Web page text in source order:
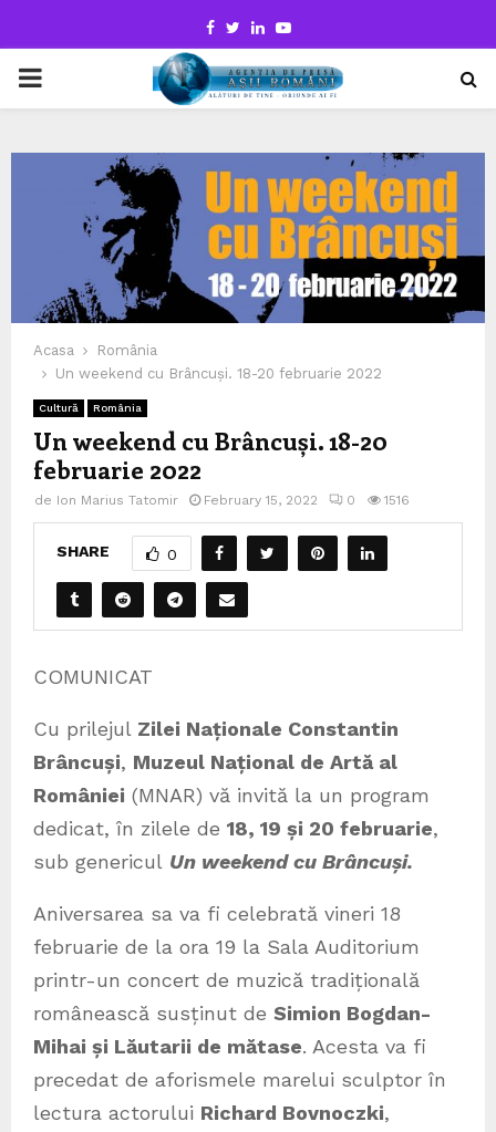
Facebook
TwitterLinkedinYoutube
PRIMARY
Acasa
România
Un weekend cu Brâncuși. 18-20 februarie 2022
Cultură România
Un weekend cu Brâncuși. 18-20
februarie 2022
de Ion Marius Tatomir February 15, 2022 0 1516
SHARE 0
COMUNICAT
Cu prilejul Zilei Naționale Constantin
Brâncuși, Muzeul Național de Artă al
României (MNAR) vă invită la un program
dedicat, în zilele de 18, 19 și 20 februarie,
sub genericul Un weekend cu Brâncuși.
Aniversarea sa va fi celebrată vineri 18
februarie de la ora 19 la Sala Auditorium
printr-un concert de muzică tradițională
românească susținut de Simion Bogdan-
Mihai și Lăutarii de mătase. Acesta va fi
precedat de aforismele marelui sculptor în
lectura actorului Richard Bovnoczki,